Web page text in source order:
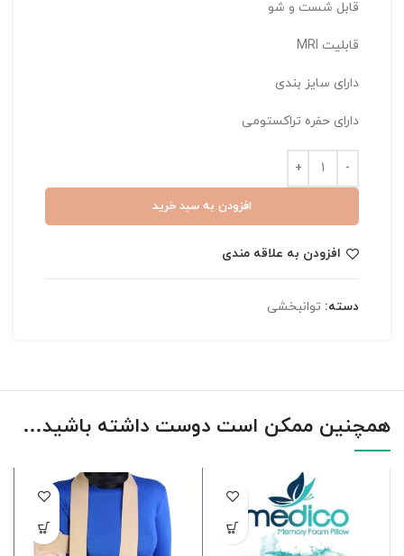
قابل شست و شو
قابلیت MRI
دارای سایز بندی
دارای حفره تراکستومی
افزودن به سبد خرید
افزودن به علاقه مندی
دسته: توانبخشی
همچنین ممکن است دوست داشته باشید…